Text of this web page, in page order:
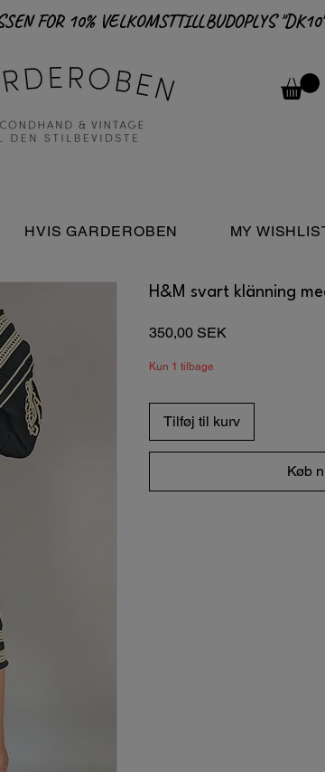
HVIS GARDEROBEN MY
H&M svart klänning
350,00 SEK
Kun 1 tilbage
Tilføj til kurv
Køb